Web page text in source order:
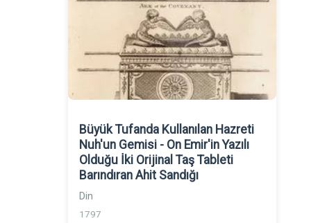
Büyük Tufanda Kullanılan Hazreti
Nuh'un Gemisi - On Emir'in Yazılı
Olduğu İki Orijinal Taş Tableti
Barındıran Ahit Sandığı
Din
1797